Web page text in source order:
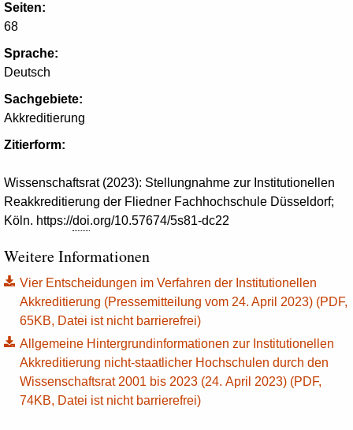
Seiten:
68
Sprache:
Deutsch
Sachgebiete:
Akkreditierung
Zitierform:
Wissenschaftsrat (2023): Stellungnahme zur Institutionellen
Reakkreditierung der Fliedner Fachhochschule Düsseldorf;
Köln. https://doi.org/10.57674/5s81-dc22
Weitere Informationen
Vier Entscheidungen im Verfahren der Institutionellen
Akkreditierung (Pressemitteilung vom 24. April 2023) (PDF,
65KB, Datei ist nicht barrierefrei)
Allgemeine Hintergrundinformationen zur Institutionellen
Akkreditierung nicht-staatlicher Hochschulen durch den
Wissenschaftsrat 2001 bis 2023 (24. April 2023) (PDF,
74KB, Datei ist nicht barrierefrei)